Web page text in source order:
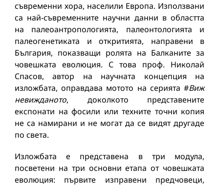
съвременни хора, населили Европа. Използвани
са най-съвременните научни данни в областта
на палеоантропологията, палеонтологията и
палеогенетиката и откритията, направени в
България, показващи ролята на Балканите за
човешката еволюция. С това проф. Николай
Спасов, автор на научната концепция на
изложбата, оправдава мотото на серията #Виж
невижданото, доколкото представените
експонати на фосили или техните точни копия
не са намирани и не могат да се видят другаде
по света.
Изложбата е представена в три модула,
посветени на три основни етапа от човешката
еволюция: първите изправени предчовеци,